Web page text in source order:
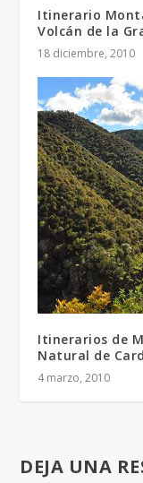
Itinerario
Volcán de la
18 diciembre, 2010
Itinerarios de
Natural de
4 marzo, 2010
DEJA UNA